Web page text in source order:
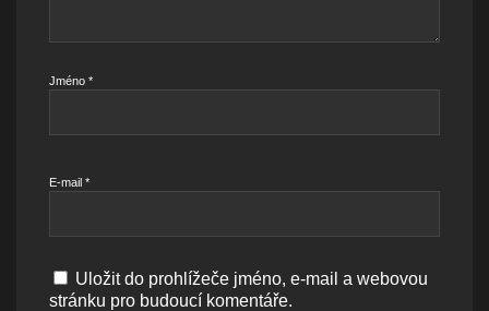
Jméno *
E-mail *
Uložit do prohlížeče jméno, e-mail a webovou
stránku pro budoucí komentáře.